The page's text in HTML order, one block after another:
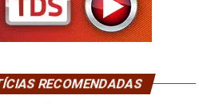
RECOMENDADAS